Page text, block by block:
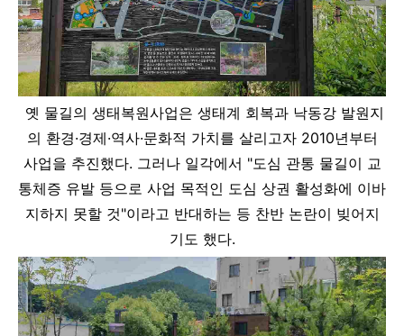
옛 물길의 생태복원사업은 생태계 회복과 낙동강 발원지
의 환경·경제·역사·문화적 가치를 살리고자 2010년부터
사업을 추진했다. 그러나 일각에서 "도심 관통 물길이 교
통체증 유발 등으로 사업 목적인 도심 상권 활성화에 이바
지하지 못할 것"이라고 반대하는 등 찬반 논란이 빚어지
기도 했다.